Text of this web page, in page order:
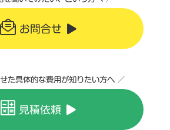
お問合せ
た具体的な費用が知りたい方へ ／
見積依頼